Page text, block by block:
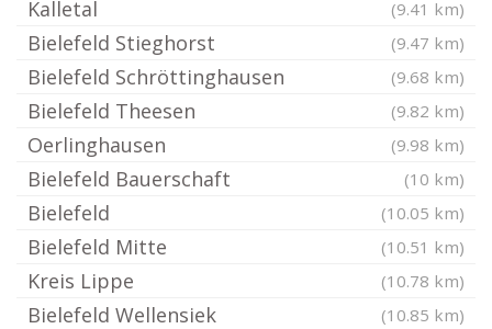
Kalletal (9.41 km)
Bielefeld Stieghorst (9.47 km)
Bielefeld Schröttinghausen (9.68 km)
Bielefeld Theesen (9.82 km)
Oerlinghausen (9.98 km)
Bielefeld Bauerschaft (10 km)
Bielefeld (10.05 km)
Bielefeld Mitte (10.51 km)
Kreis Lippe (10.78 km)
Bielefeld Wellensiek (10.85 km)